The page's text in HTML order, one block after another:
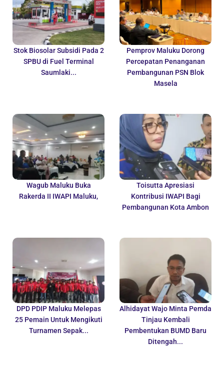
Stok Biosolar Subsidi Pada 2
SPBU di Fuel Terminal
Saumlaki...
Pemprov Maluku Dorong
Percepatan Penanganan
Pembangunan PSN Blok
Masela
Wagub Maluku Buka
Rakerda II IWAPI Maluku,
Toisutta Apresiasi
Kontribusi IWAPI Bagi
Pembangunan Kota Ambon
DPD PDIP Maluku Melepas
25 Pemain Untuk Mengikuti
Turnamen Sepak...
Alhidayat Wajo Minta Pemda
Tinjau Kembali
Pembentukan BUMD Baru
Ditengah...